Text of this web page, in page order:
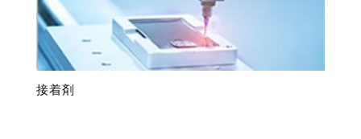
接着剤